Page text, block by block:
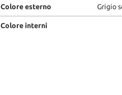
Colore esterno Grigio
Colore interni